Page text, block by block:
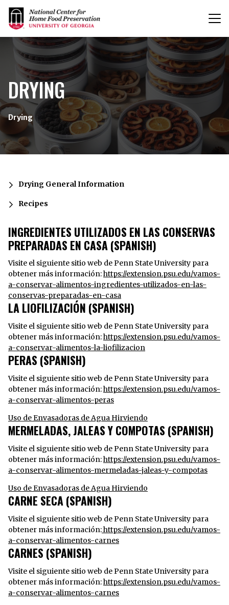
{/exp:channel:entires}
DRYING
Drying
Drying General Information
Recipes
INGREDIENTES UTILIZADOS EN LAS CONSERVAS
PREPARADAS EN CASA (SPANISH)
Visite el siguiente sitio web de Penn State University para
obtener más información:https://extension.psu.edu/vamos-
a-conservar-alimentos-ingredientes-utilizados-en-las-
conservas-preparadas-en-casa
LA LIOFILIZACIÓN (SPANISH)
Visite el siguiente sitio web de Penn State University para
obtener más información:https://extension.psu.edu/vamos-
a-conservar-alimentos-la-liofilizacion
PERAS (SPANISH)
Visite el siguiente sitio web de Penn State University para
obtener más información:https://extension.psu.edu/vamos-
a-conservar-alimentos-peras
Uso de Envasadoras de Agua Hirviendo
MERMELADAS, JALEAS Y COMPOTAS (SPANISH)
Visite el siguiente sitio web de Penn State University para
obtener más información:https://extension.psu.edu/vamos-
a-conservar-alimentos-mermeladas-jaleas-y-compotas
Uso de Envasadoras de Agua Hirviendo
CARNE SECA (SPANISH)
Visite el siguiente sitio web de Penn State University para
obtener más información:https://extension.psu.edu/vamos-
a-conservar-alimentos-carnes
CARNES (SPANISH)
Visite el siguiente sitio web de Penn State University para
obtener más información:https://extension.psu.edu/vamos-
a-conservar-alimentos-carnes